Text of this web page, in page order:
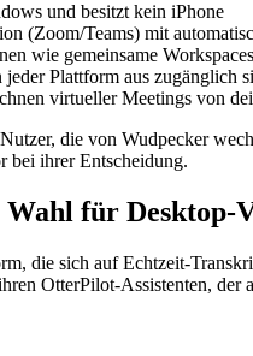
und besitzt kein iPhone
(Zoom/Teams) mit
wie gemeinsame
Plattform aus zugänglich
virtueller Meetings von
die von Wudpecker
bei ihrer Entscheidung.
für Desktop-
die sich auf Echtzeit-
OtterPilot-Assistenten, der